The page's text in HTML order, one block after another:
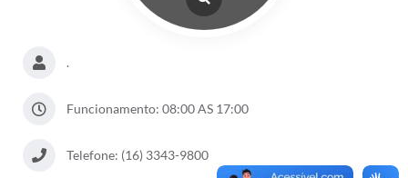
.
Funcionamento: 08:00 AS 17:00
Telefone: (16) 3343-9800